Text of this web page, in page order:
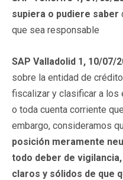
supiera o pudiere saber
que sea responsable
SAP Valladolid 1, 10/07/
sobre la entidad de
fiscalizar y clasificar a los
o toda cuenta corriente
embargo, consideramos
posición meramente
todo deber de
claros y sólidos de que